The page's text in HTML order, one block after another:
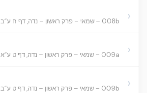
008b – שמאי – פרק ראשון – נדה, דף ח ע”ב ›
009a – שמאי – פרק ראשון – נדה, דף ט ע”א ›
009b – שמאי – פרק ראשון – נדה, דף ט ע”ב ›